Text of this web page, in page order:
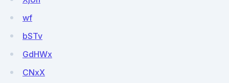
wf
bSTv
GdHWx
CNxX